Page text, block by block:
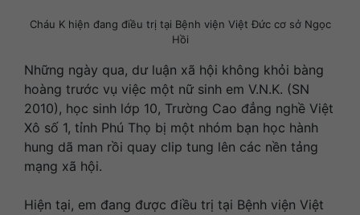
Cháu K hiện đang điều trị tại Bệnh viện Việt Đức cơ sở Ngọc
Hồi
Những ngày qua, dư luận xã hội không khỏi bàng
hoàng trước vụ việc một nữ sinh em V.N.K. (SN
2010), học sinh lớp 10, Trường Cao đẳng nghề Việt
Xô số 1, tỉnh Phú Thọ bị một nhóm bạn học hành
hung dã man rồi quay clip tung lên các nền tảng
mạng xã hội.
Hiện tại, em đang được điều trị tại Bệnh viện Việt